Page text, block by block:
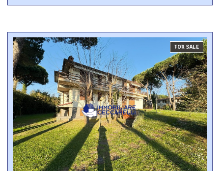
FOR SALE